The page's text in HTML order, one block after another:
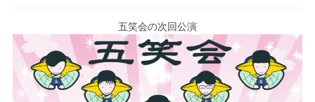
五笑会の次回公演